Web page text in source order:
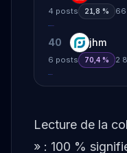
4 posts 21,8 %
40 jhm
6 posts 70,4 % 2
Lecture de la
» : 100 %